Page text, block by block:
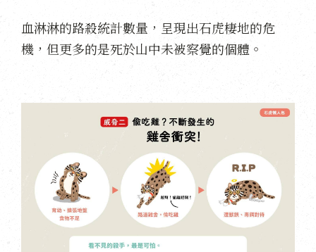
血淋淋的路殺統計數量，呈現出石虎棲地的危
機，但更多的是死於山中未被察覺的個體。